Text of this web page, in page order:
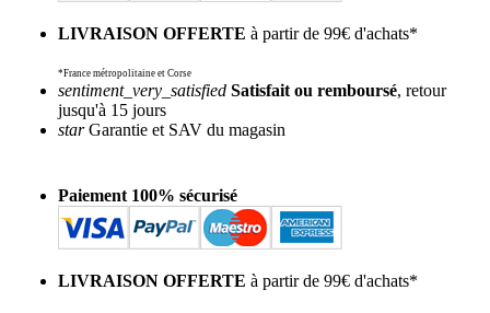
LIVRAISON OFFERTE à partir de 99€ d'achats*
*France métropolitaine et Corse
sentiment_very_satisfied Satisfait ou remboursé, retour
jusqu'à 15 jours
starGarantie et SAV du magasin
Paiement 100% sécurisé
LIVRAISON OFFERTE à partir de 99€ d'achats*